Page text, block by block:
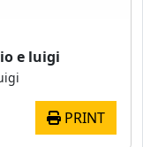
e luigi
PRINT